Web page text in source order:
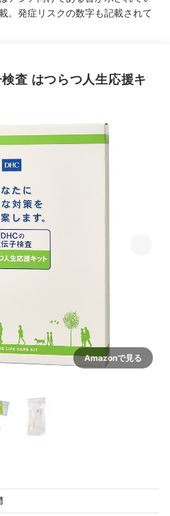
。 発症リスクの数字も記載されて
査 はつらつ人生応援キ
Amazonで見る